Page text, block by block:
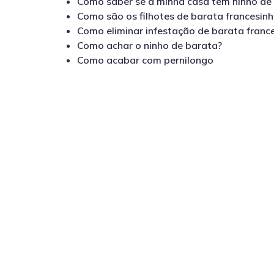
Como são os filhotes de barata
Como eliminar infestação de barata
Como achar o ninho de barata?
Como acabar com pernilongo